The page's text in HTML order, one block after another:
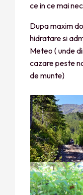
ce in ce mai
Dupa maxim
hidratare si
Meteo ( unde
cazare peste
de munte)